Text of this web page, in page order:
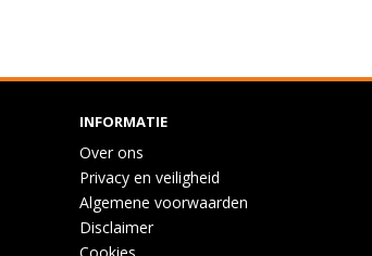
INFORMATIE
Over ons
Privacy en veiligheid
Algemene voorwaarden
Disclaimer